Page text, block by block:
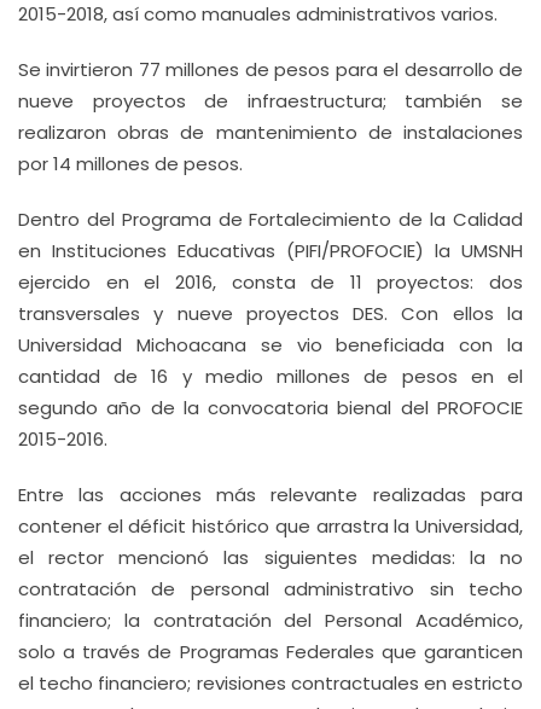
2015-2018, así como manuales administrativos varios.
Se invirtieron 77 millones de pesos para el desarrollo de
nueve proyectos de infraestructura; también se
realizaron obras de mantenimiento de instalaciones
por 14 millones de pesos.
Dentro del Programa de Fortalecimiento de la Calidad
en Instituciones Educativas (PIFI/PROFOCIE) la UMSNH
ejercido en el 2016, consta de 11 proyectos: dos
transversales y nueve proyectos DES. Con ellos la
Universidad Michoacana se vio beneficiada con la
cantidad de 16 y medio millones de pesos en el
segundo año de la convocatoria bienal del PROFOCIE
2015-2016.
Entre las acciones más relevante realizadas para
contener el déficit histórico que arrastra la Universidad,
el rector mencionó las siguientes medidas: la no
contratación de personal administrativo sin techo
financiero; la contratación del Personal Académico,
solo a través de Programas Federales que garanticen
el techo financiero; revisiones contractuales en estricto